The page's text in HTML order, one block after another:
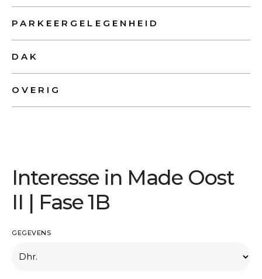
PARKEERGELEGENHEID
DAK
OVERIG
Interesse in Made Oost
II | Fase 1B
GEGEVENS